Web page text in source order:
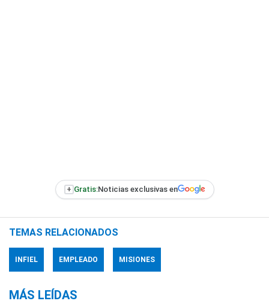
+ Gratis:Noticias exclusivas en
TEMAS RELACIONADOS
INFIEL EMPLEADO MISIONES
MÁS LEÍDAS